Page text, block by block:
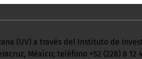
(UV) a través del Instituto de
México; teléfono +52 (228) 8 12